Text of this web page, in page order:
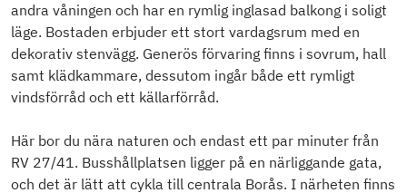
andra våningen och har en rymlig inglasad balkong i soligt
läge. Bostaden erbjuder ett stort vardagsrum med en
dekorativ stenvägg. Generös förvaring finns i sovrum, hall
samt klädkammare, dessutom ingår både ett rymligt
vindsförråd och ett källarförråd.
Här bor du nära naturen och endast ett par minuter från
RV 27/41. Busshållplatsen ligger på en närliggande gata,
och det är lätt att cykla till centrala Borås. I närheten finns